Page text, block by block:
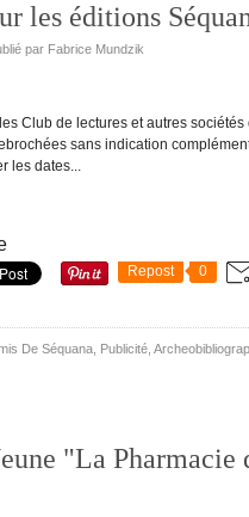
les éditions
par Fabrice Mundzik
Club de lectures et autres
sans indication
les dates...
Repost 0
De Séquana Publicité
"La Pharmacie